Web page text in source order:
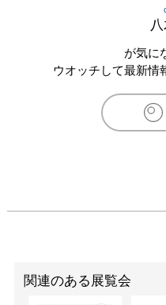
が気に
ウオッチして最新情
関連のある展覧会